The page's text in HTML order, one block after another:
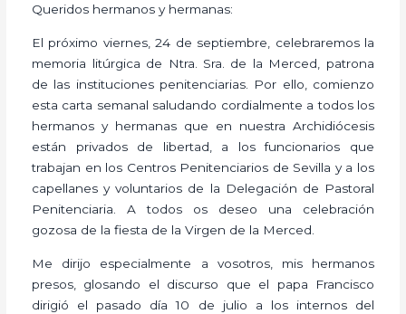
Queridos hermanos y hermanas:
El próximo viernes, 24 de septiembre, celebraremos la
memoria litúrgica de Ntra. Sra. de la Merced, patrona
de las instituciones penitenciarias. Por ello, comienzo
esta carta semanal saludando cordialmente a todos los
hermanos y hermanas que en nuestra Archidiócesis
están privados de libertad, a los funcionarios que
trabajan en los Centros Penitenciarios de Sevilla y a los
capellanes y voluntarios de la Delegación de Pastoral
Penitenciaria. A todos os deseo una celebración
gozosa de la fiesta de la Virgen de la Merced.
Me dirijo especialmente a vosotros, mis hermanos
presos, glosando el discurso que el papa Francisco
dirigió el pasado día 10 de julio a los internos del